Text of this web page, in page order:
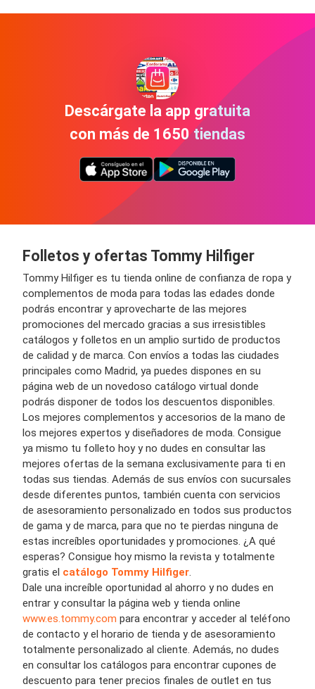
Descárgate la app gratuita
con más de 1650 tiendas
Folletos y ofertas Tommy Hilfiger
Tommy Hilfiger es tu tienda online de confianza de ropa y
complementos de moda para todas las edades donde
podrás encontrar y aprovecharte de las mejores
promociones del mercado gracias a sus irresistibles
catálogos y folletos en un amplio surtido de productos
de calidad y de marca. Con envíos a todas las ciudades
principales como Madrid, ya puedes dispones en su
página web de un novedoso catálogo virtual donde
podrás disponer de todos los descuentos disponibles.
Los mejores complementos y accesorios de la mano de
los mejores expertos y diseñadores de moda. Consigue
ya mismo tu folleto hoy y no dudes en consultar las
mejores ofertas de la semana exclusivamente para ti en
todas sus tiendas. Además de sus envíos con sucursales
desde diferentes puntos, también cuenta con servicios
de asesoramiento personalizado en todos sus productos
de gama y de marca, para que no te pierdas ninguna de
estas increíbles oportunidades y promociones. ¿A qué
esperas? Consigue hoy mismo la revista y totalmente
gratis el catálogo Tommy Hilfiger.
Dale una increíble oportunidad al ahorro y no dudes en
entrar y consultar la página web y tienda online
www.es.tommy.com para encontrar y acceder al teléfono
de contacto y el horario de tienda y de asesoramiento
totalmente personalizado al cliente. Además, no dudes
en consultar los catálogos para encontrar cupones de
descuento para tener precios finales de outlet en tus